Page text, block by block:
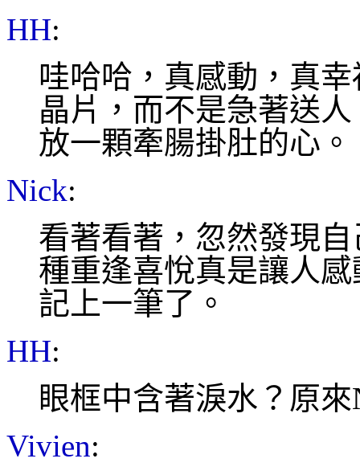
HH:
哇哈哈，真感動，真
晶片，而不是急著送
放一顆牽腸掛肚的心。
Nick:
看著看著，忽然發現
種重逢喜悅真是讓人
記上一筆了。
HH:
眼框中含著淚水？原
Vivien: